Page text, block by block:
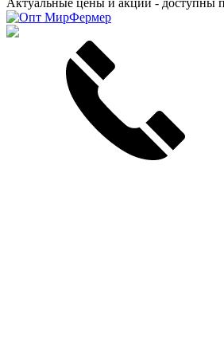
Актуальные цены и акции - доступны